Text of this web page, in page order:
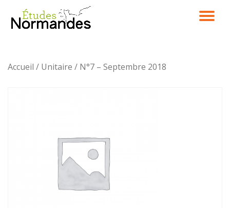
Accueil / Unitaire / N°7 – Septembre 2018